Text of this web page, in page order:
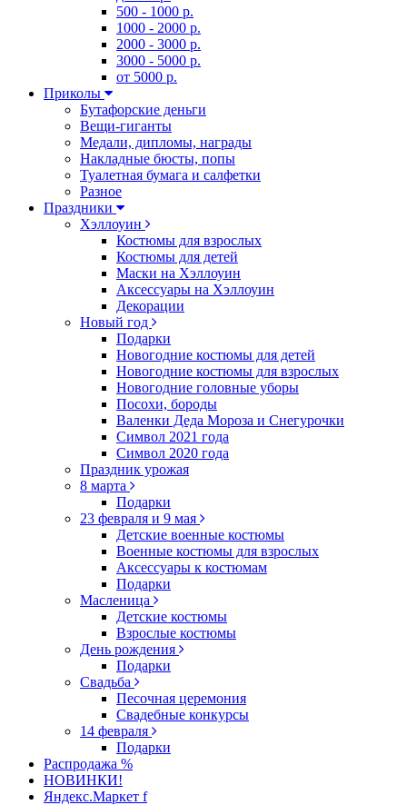
500 - 1000 р.
1000 - 2000 р.
2000 - 3000 р.
3000 - 5000 р.
от 5000 р.
Приколы
Бутафорские деньги
Вещи-гиганты
Медали, дипломы, награды
Накладные бюсты, попы
Туалетная бумага и салфетки
Разное
Праздники
Хэллоуин
Костюмы для взрослых
Костюмы для детей
Маски на Хэллоуин
Аксессуары на Хэллоуин
Декорации
Новый год
Подарки
Новогодние костюмы для детей
Новогодние костюмы для взрослых
Новогодние головные уборы
Посохи, бороды
Валенки Деда Мороза и Снегурочки
Символ 2021 года
Символ 2020 года
Праздник урожая
8 марта
Подарки
23 февраля и 9 мая
Детские военные костюмы
Военные костюмы для взрослых
Аксессуары к костюмам
Подарки
Масленица
Детские костюмы
Взрослые костюмы
День рождения
Подарки
Свадьба
Песочная церемония
Свадебные конкурсы
14 февраля
Подарки
Распродажа %
НОВИНКИ!
Яндекс.Маркет f